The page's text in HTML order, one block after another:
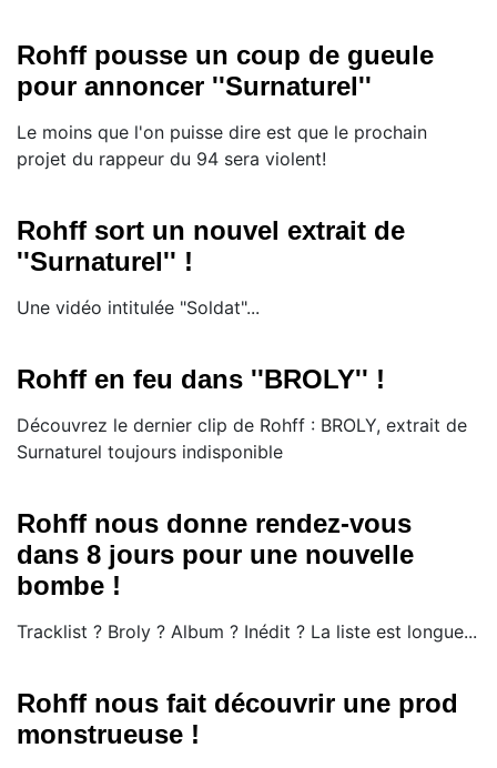
Rohff pousse un coup de gueule
pour annoncer ''Surnaturel''
Le moins que l'on puisse dire est que le prochain
projet du rappeur du 94 sera violent!
Rohff sort un nouvel extrait de
''Surnaturel'' !
Une vidéo intitulée "Soldat"...
Rohff en feu dans ''BROLY'' !
Découvrez le dernier clip de Rohff : BROLY, extrait de
Surnaturel toujours indisponible
Rohff nous donne rendez-vous
dans 8 jours pour une nouvelle
bombe !
Tracklist ? Broly ? Album ? Inédit ? La liste est longue...
Rohff nous fait découvrir une prod
monstrueuse !